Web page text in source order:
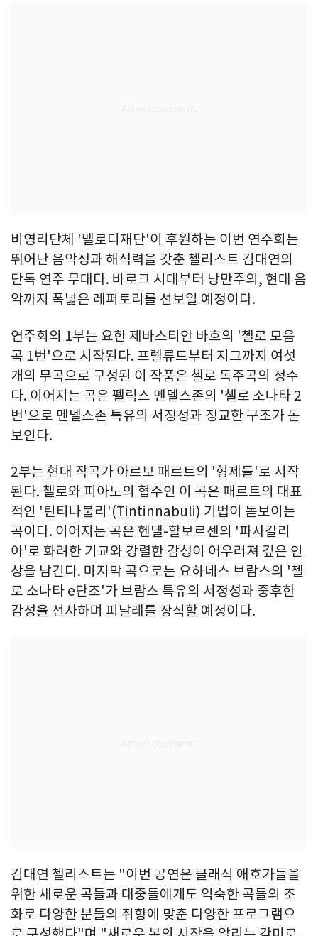
비영리단체 '멜로디재단'이 후원하는 이번 연주회는
뛰어난 음악성과 해석력을 갖춘 첼리스트 김대연의
단독 연주 무대다. 바로크 시대부터 낭만주의, 현대 음
악까지 폭넓은 레퍼토리를 선보일 예정이다.
연주회의 1부는 요한 제바스티안 바흐의 '첼로 모음
곡 1번'으로 시작된다. 프렐류드부터 지그까지 여섯
개의 무곡으로 구성된 이 작품은 첼로 독주곡의 정수
다. 이어지는 곡은 펠릭스 멘델스존의 '첼로 소나타 2
번'으로 멘델스존 특유의 서정성과 정교한 구조가 돋
보인다.
2부는 현대 작곡가 아르보 패르트의 '형제들'로 시작
된다. 첼로와 피아노의 협주인 이 곡은 패르트의 대표
적인 '틴티나불리'(Tintinnabuli) 기법이 돋보이는
곡이다. 이어지는 곡은 헨델-할보르센의 '파사칼리
아'로 화려한 기교와 강렬한 감성이 어우러져 깊은 인
상을 남긴다. 마지막 곡으로는 요하네스 브람스의 '첼
로 소나타 e단조'가 브람스 특유의 서정성과 중후한
감성을 선사하며 피날레를 장식할 예정이다.
김대연 첼리스트는 "이번 공연은 클래식 애호가들을
위한 새로운 곡들과 대중들에게도 익숙한 곡들의 조
화로 다양한 분들의 취향에 맞춘 다양한 프로그램으